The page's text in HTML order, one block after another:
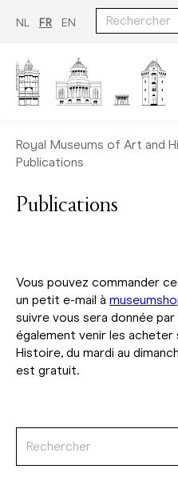
NL FR EN
Royal Museums of Art and
Publications
Publications
Vous pouvez commander
un petit e-mail à
suivre vous sera donnée
également venir les acheter
Histoire, du mardi au
est gratuit.